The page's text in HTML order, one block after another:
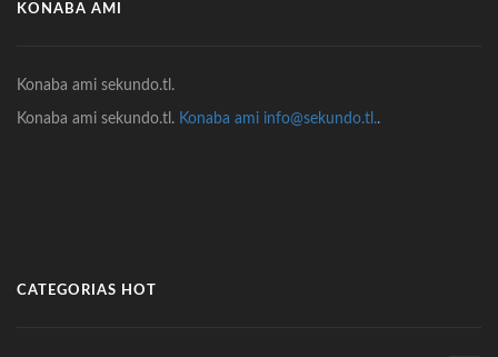
KONABA AMI
Konaba ami sekundo.tl.
Konaba ami sekundo.tl. Konaba ami info@sekundo.tl..
CATEGORIAS HOT